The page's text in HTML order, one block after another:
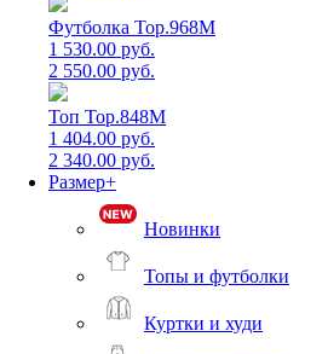
Футболка Top.968M
1 530.00 руб.
2 550.00 руб.
Топ Top.848M
1 404.00 руб.
2 340.00 руб.
Размер+
Новинки
Топы и футболки
Куртки и худи